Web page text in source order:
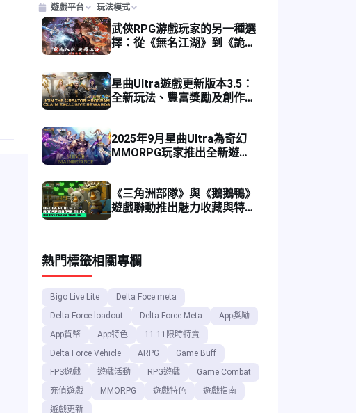
遊戲平台 玩法模式
武俠RPG游戲玩家的另一種選
擇：從《無名江湖》到《詭秘
星曲Ultra遊戲更新版本3.5：
全新玩法、豐富獎勵及創作者
2025年9月星曲Ultra為奇幻
MMORPG玩家推出全新遊戲
《三角洲部隊》與《鵝鵝鴨》
遊戲聯動推出魅力收藏與特別
熱門標籤相關專欄
Bigo Live Lite
Delta Foce meta
Delta Force loadout
Delta Force Meta
App獎勵
App貨幣
App特色
11.11限時特賣
Delta Force Vehicle
ARPG
Game Buff
FPS遊戲
遊戲活動 RPG遊戲
Game Combat
充值遊戲
MMORPG 遊戲特色
遊戲指南
遊戲更新